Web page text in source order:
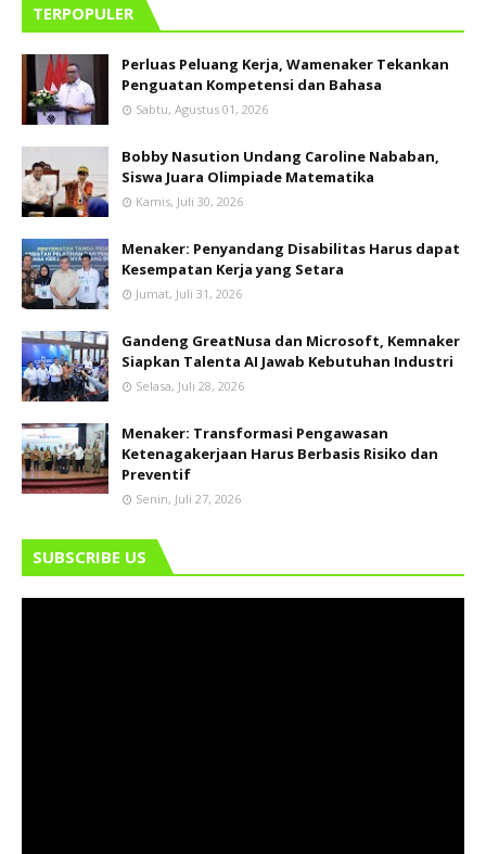
TERPOPULER
Perluas Peluang Kerja, Wamenaker Tekankan
Penguatan Kompetensi dan Bahasa
Sabtu, Agustus 01, 2026
Bobby Nasution Undang Caroline Nababan,
Siswa Juara Olimpiade Matematika
Kamis, Juli 30, 2026
Menaker: Penyandang Disabilitas Harus dapat
Kesempatan Kerja yang Setara
Jumat, Juli 31, 2026
Gandeng GreatNusa dan Microsoft, Kemnaker
Siapkan Talenta AI Jawab Kebutuhan Industri
Selasa, Juli 28, 2026
Menaker: Transformasi Pengawasan
Ketenagakerjaan Harus Berbasis Risiko dan
Preventif
Senin, Juli 27, 2026
SUBSCRIBE US